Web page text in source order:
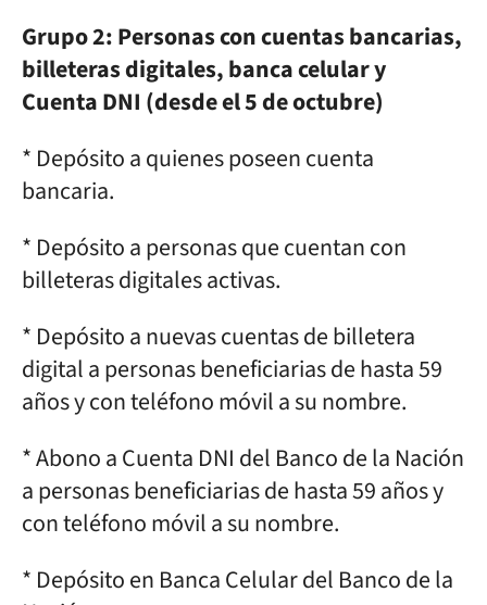
Grupo 2: Personas con cuentas bancarias,
billeteras digitales, banca celular y
Cuenta DNI (desde el 5 de octubre)
* Depósito a quienes poseen cuenta
bancaria.
* Depósito a personas que cuentan con
billeteras digitales activas.
* Depósito a nuevas cuentas de billetera
digital a personas beneficiarias de hasta 59
años y con teléfono móvil a su nombre.
* Abono a Cuenta DNI del Banco de la Nación
a personas beneficiarias de hasta 59 años y
con teléfono móvil a su nombre.
* Depósito en Banca Celular del Banco de la